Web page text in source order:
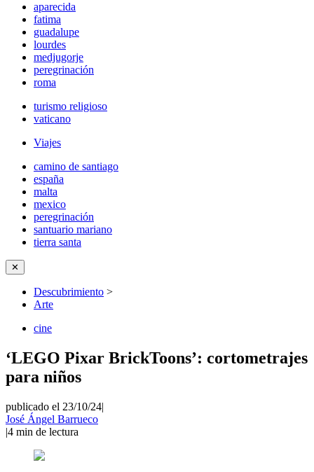
aparecida
fatima
guadalupe
lourdes
medjugorje
peregrinación
roma
turismo religioso
vaticano
Viajes
camino de santiago
españa
malta
mexico
peregrinación
santuario mariano
tierra santa
✕
Descubrimiento >
Arte
cine
‘LEGO Pixar BrickToons’: cortometrajes
para niños
publicado el 23/10/24|
José Ángel Barrueco
|4 min de lectura